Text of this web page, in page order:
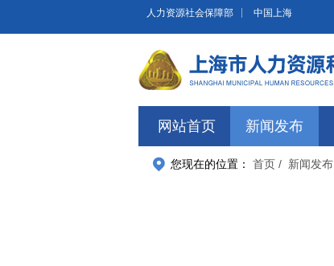
跳转到网站导航区 跳转到主要内容区域
人力资源社会保障部 中国上海
网站首页 新闻发布
您现在的位置： 首页 / 新闻发布